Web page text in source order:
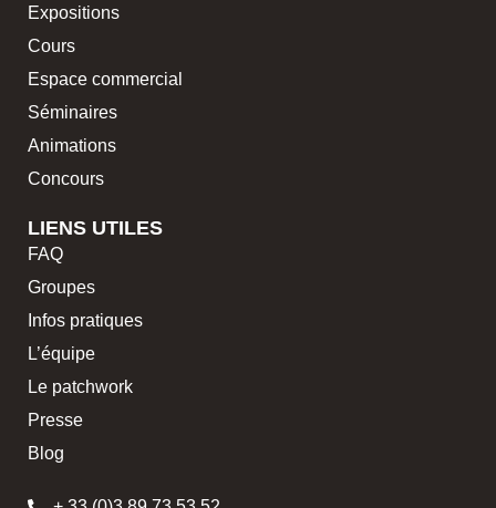
Expositions
Cours
Espace commercial
Séminaires
Animations
Concours
LIENS UTILES
FAQ
Groupes
Infos pratiques
L’équipe
Le patchwork
Presse
Blog